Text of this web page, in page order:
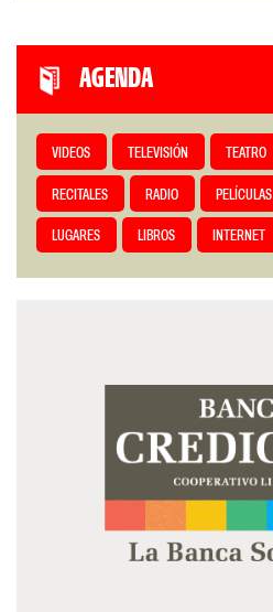
AGENDA
VIDEOS TELEVISIÓN TEATRO
RECITALES RADIO PELÍCULAS
LUGARES LIBROS INTERNET